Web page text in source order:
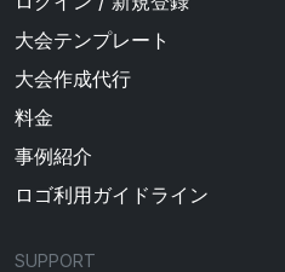
大会テンプレート
大会作成代行
料金
事例紹介
ロゴ利用ガイドライン
SUPPORT